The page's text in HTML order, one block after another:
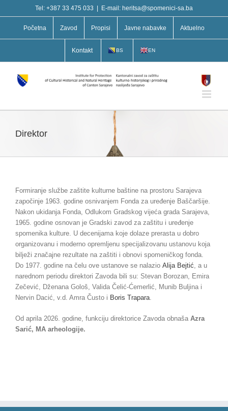
to
Tel: +387 33 475 033 E-mail: heritsa@spomenici-sa.ba
Početna Zavod Propisi Javne nabavke Aktuelno
Kontakt BS EN
Direktor
Formiranje službe zaštite kulturne baštine na prostoru Sarajeva
započinje 1963. godine osnivanjem Fonda za uređenje Baščaršije.
Nakon ukidanja Fonda, Odlukom Gradskog vijeća grada Sarajeva,
1965. godine osnovan je Gradski zavod za zaštitu i uređenje
spomenika kulture. U decenijama koje dolaze prerasta u dobro
organizovanu i moderno opremljenu specijalizovanu ustanovu koja
bilježi značajne rezultate na zaštiti i obnovi spomeničkog fonda.
Do 1977. godine na čelu ove ustanove se nalazio Alija Bejtić, a u
narednom periodu direktori Zavoda bili su: Stevan Borozan, Emira
Zečević, Dženana Gološ, Valida Čelić-Ćemerlić, Munib Buljina i
Nervin Dacić, v.d. Amra Čusto i Boris Trapara.
Od aprila 2026. godine, funkciju direktorice Zavoda obnaša Azra
Sarić, MA arheologije.